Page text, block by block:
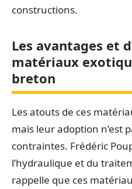
constructions.
Les avantages et
matériaux
breton
Les atouts de ces
mais leur adoption n’est
contraintes. Frédéric
l’hydraulique et du
rappelle que ces